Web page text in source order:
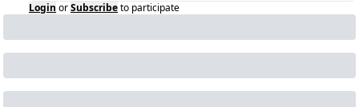
Login orSubscribeto participate